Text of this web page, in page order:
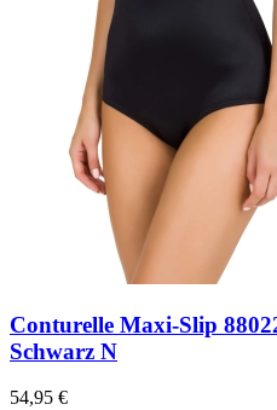
Conturelle Maxi-Slip
Schwarz N
54,95 €